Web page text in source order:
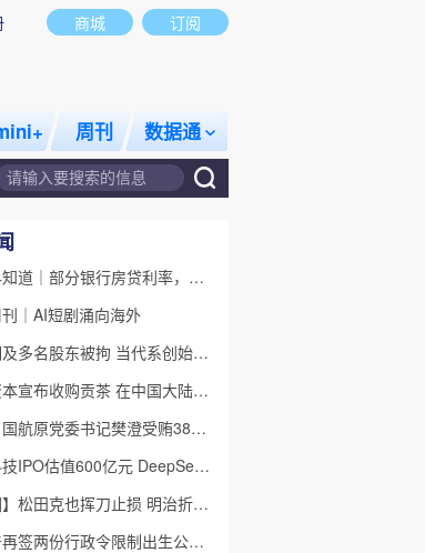
商城 订阅
周刊 数据通
呈现 私房课
财经早知道｜部分银行房贷利率，降至“2字头
｜AI短剧涌向海外
艾路明及多名股东被拘 当代系创始人因何此时被清算
贝恩资本宣布收购贡茶 在中国大陆无法注册商标后退出市场
特稿｜国航原党委书记樊澄受贿3847万元二审待宣判 否认大多数指控
宇树科技IPO估值600亿元 DeepSeek参与战略配售
【商圈】松田克也挥刀止损 明治折戟中国乳业
特朗普再签两份行政令限制出生公民权 意图打击生育旅游产业